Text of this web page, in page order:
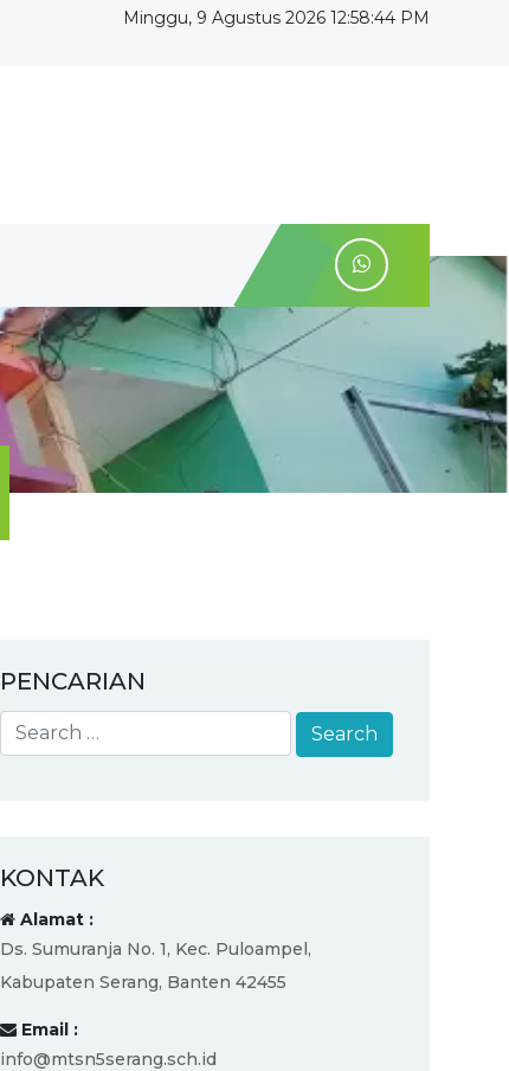
Minggu, 9 Agustus 2026 12:58:45 PM
PENCARIAN
KONTAK
Alamat :
Ds. Sumuranja No. 1, Kec. Puloampel,
Kabupaten Serang, Banten 42455
Email :
info@mtsn5serang.sch.id